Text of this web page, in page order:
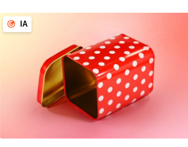
IA